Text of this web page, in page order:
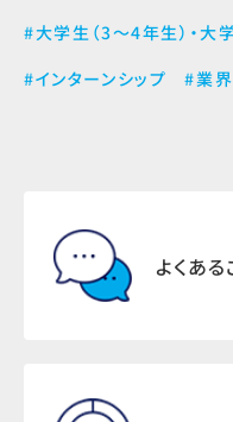
#大学生（3～4年生）・大
#インターンシップ
#業界
よくあ